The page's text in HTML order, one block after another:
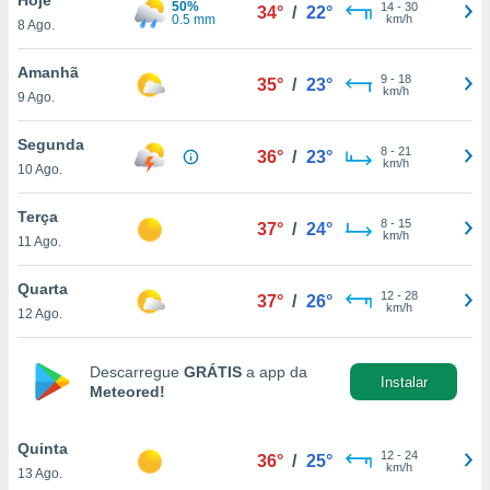
lhe
e
com
Pode
e
a
a
8 Ago.
50%
0.5 mm
34° / 22° 14- 30
km/h
Amanhã
9 Ago.
35° / 23° 9- 18
km/h
Segunda
10 Ago.
36° / 23° 8- 21
km/h
Terça
11 Ago.
37° / 24° 8- 15
km/h
Quarta
12 Ago.
37° / 26° 12- 28
km/h
Descarregue GRÁTIS a app da
Meteored!
Instalar
Quinta
13 Ago.
36° / 25° 12- 24
km/h